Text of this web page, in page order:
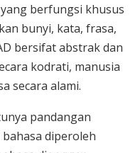
berfungsi khusus
bunyi, kata, frasa,
bersifat abstrak dan
kodrati, manusia
secara alami.
pandangan
diperoleh